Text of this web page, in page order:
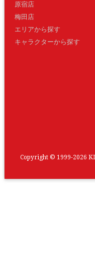
原宿店
梅田店
エリアから探す
キャラクターから探す
Copyright © 1999-2026